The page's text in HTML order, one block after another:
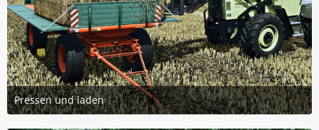
Pressen und laden
14. September 2025 um 09:15